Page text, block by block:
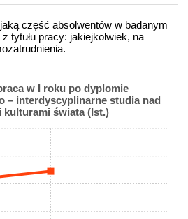
część absolwentów w badanym
z tytułu pracy: jakiejkolwiek, na
w I roku po dyplomie
– interdyscyplinarne studia nad
kulturami świata (Ist.)